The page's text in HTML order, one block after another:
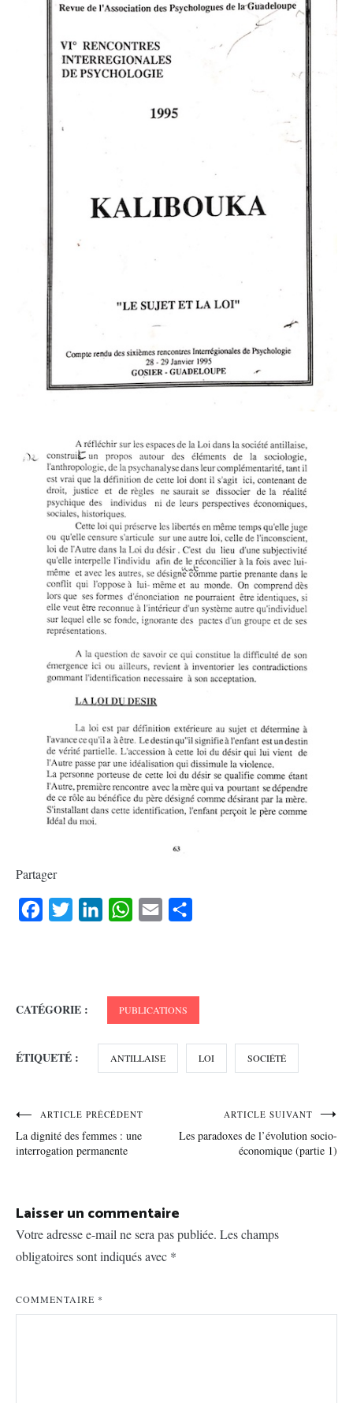
Partager
FacebookTwitter LinkedInWhatsApp
Email
CATÉGORIE : PUBLICATIONS
ÉTIQUETÉ : ANTILLAISE LOI SOCIÉTÉ
Navigation
de
ARTICLE PRÉCÉDENT
La dignité des femmes : une
interrogation permanente
ARTICLE SUIVANT
Les paradoxes de l’évolution socio-
économique (partie 1)
Laisser un commentaire
Votre adresse e-mail ne sera pas publiée. Les champs
obligatoires sont indiqués avec *
COMMENTAIRE *